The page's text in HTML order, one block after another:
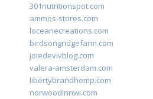
301nutritionspot.com
ammos-stores.com
loceanecreations.com
birdsongridgefarm.com
joiedevivblog.com
valera-amsterdam.com
libertybrandhemp.com
norwoodinnwi.com